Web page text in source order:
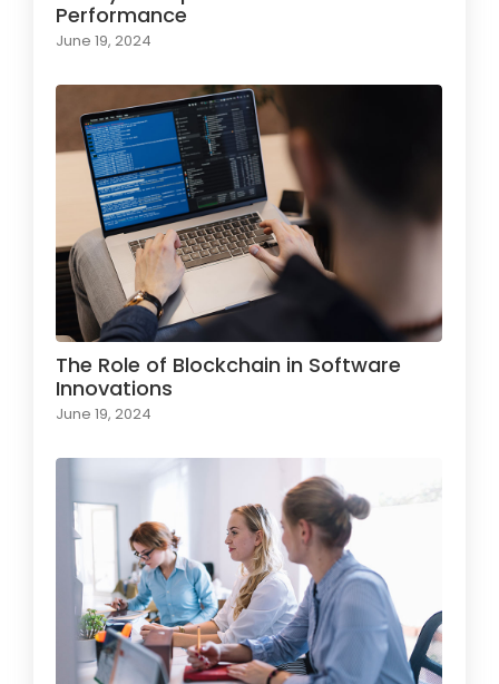
Performance
June 19, 2024
The Role of Blockchain in Software
Innovations
June 19, 2024